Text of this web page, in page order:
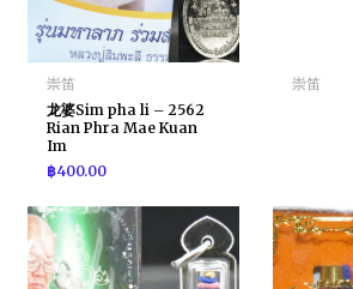
崇笛
龙婆Sim pha li – 2562
Rian Phra Mae Kuan
Im
฿400.00
崇笛